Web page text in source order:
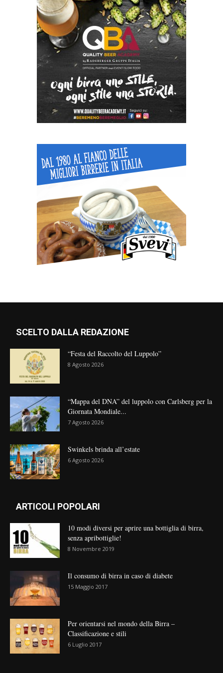
SCELTO DALLA REDAZIONE
“Festa del Raccolto del Luppolo”
8 Agosto 2026
“Mappa del DNA” del luppolo con Carlsberg per la
Giornata Mondiale...
7 Agosto 2026
Swinkels brinda all’estate
6 Agosto 2026
ARTICOLI POPOLARI
10 modi diversi per aprire una bottiglia di birra,
senza apribottiglie!
8 Novembre 2019
Il consumo di birra in caso di diabete
15 Maggio 2017
Per orientarsi nel mondo della Birra –
Classificazione e stili
6 Luglio 2017